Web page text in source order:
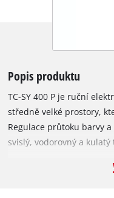
Popis produktu
TC-SY 400 P je ruční
středně velké prostory,
Regulace průtoku barvy
svislý, vodorovný a
stříkací hlava umožňuje